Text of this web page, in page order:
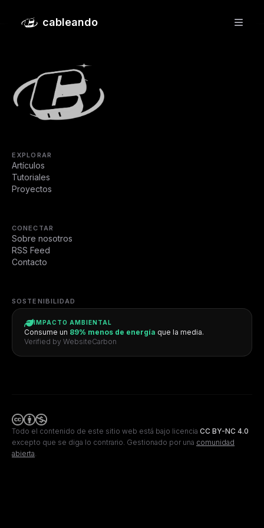
cableando
Un informático novato entre la burocracia
EXPLORAR
Artículos
Tutoriales
Proyectos
CONECTAR
Sobre nosotros
RSS Feed
Contacto
SOSTENIBILIDAD
IMPACTO AMBIENTAL
Consume un 89% menos de energía que la media.
Verified by WebsiteCarbon
Todo el contenido de este sitio web está bajo licencia CC BY-NC 4.0
excepto que se diga lo contrario. Gestionado por una comunidad
abierta